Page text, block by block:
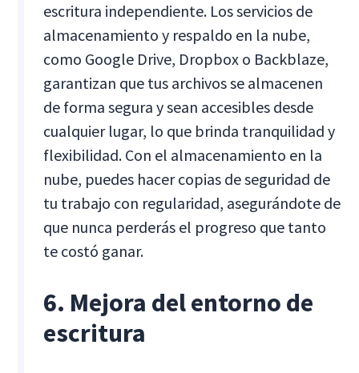
escritura independiente. Los servicios de
almacenamiento y respaldo en la nube,
como Google Drive, Dropbox o Backblaze,
garantizan que tus archivos se almacenen
de forma segura y sean accesibles desde
cualquier lugar, lo que brinda tranquilidad y
flexibilidad. Con el almacenamiento en la
nube, puedes hacer copias de seguridad de
tu trabajo con regularidad, asegurándote de
que nunca perderás el progreso que tanto
te costó ganar.
6. Mejora del entorno de
escritura